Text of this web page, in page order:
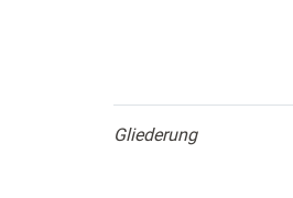
Gliederung